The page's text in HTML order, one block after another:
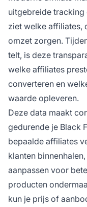
uitgebreide tracking
ziet welke affiliates,
omzet zorgen.
telt, is deze
welke affiliates
converteren en
waarde opleveren.
Deze data maakt
gedurende je Black
bepaalde affiliates
klanten
aanpassen voor
producten
kun je prijs of